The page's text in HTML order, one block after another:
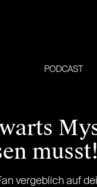
PODCAST
musst!
vergeblich auf